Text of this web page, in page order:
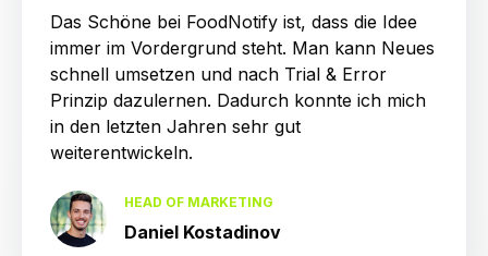
Das Schöne bei FoodNotify ist, dass die Idee
immer im Vordergrund steht. Man kann Neues
schnell umsetzen und nach Trial & Error
Prinzip dazulernen. Dadurch konnte ich mich
in den letzten Jahren sehr gut
weiterentwickeln.
HEAD OF MARKETING
Daniel Kostadinov